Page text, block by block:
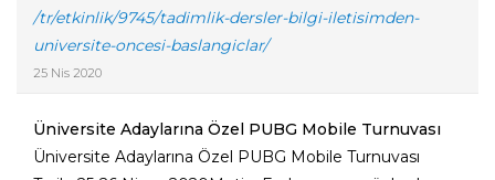
/tr/etkinlik/9745/tadimlik-dersler-bilgi-iletisimden-
universite-oncesi-baslangiclar/
25 Nis 2020
Üniversite Adaylarına Özel PUBG Mobile Turnuvası
Üniversite Adaylarına Özel PUBG Mobile Turnuvası